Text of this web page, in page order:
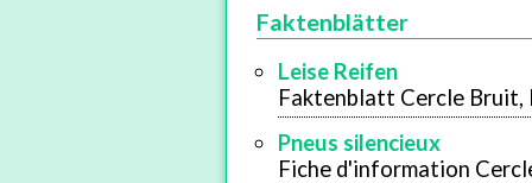
Faktenblätter
Leise Reifen
Faktenblatt Cercle Bruit,
Pneus silencieux
Fiche d'information